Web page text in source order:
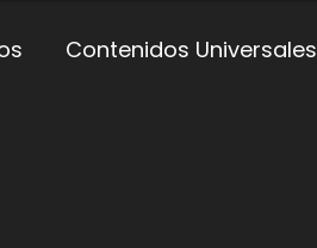
Contenidos Universales